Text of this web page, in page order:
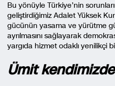
Bu yönüyle Türkiye’nin
geliştirdiğimiz Adalet Yüksek
gücünün yasama ve yürütme
ayrılmasını sağlayarak
yargıda hizmet odaklı yenilikçi
Ümit